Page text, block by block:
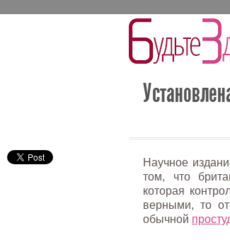
Научное
том, что
которая
верными, то
обычной